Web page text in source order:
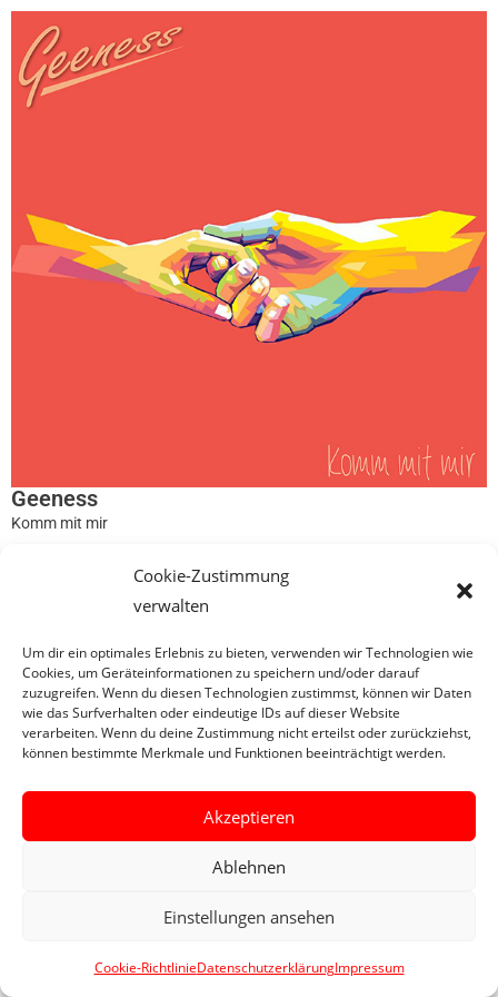
Cookie-Zustimmung
verwalten
Um dir ein optimales Erlebnis zu bieten, verwenden wir Technologien wie
Cookies, um Geräteinformationen zu speichern und/oder darauf
zuzugreifen. Wenn du diesen Technologien zustimmst, können wir Daten
wie das Surfverhalten oder eindeutige IDs auf dieser Website
verarbeiten. Wenn du deine Zustimmung nicht erteilst oder zurückziehst,
können bestimmte Merkmale und Funktionen beeinträchtigt werden.
Akzeptieren
Ablehnen
Einstellungen ansehen
Cookie-RichtlinieDatenschutzerklärungImpressum
Geeness
Komm mit mir